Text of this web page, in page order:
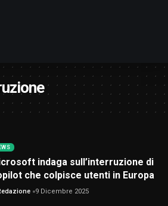
indaga sull’interruzione di
che colpisce utenti in Europa
9 Dicembre 2025